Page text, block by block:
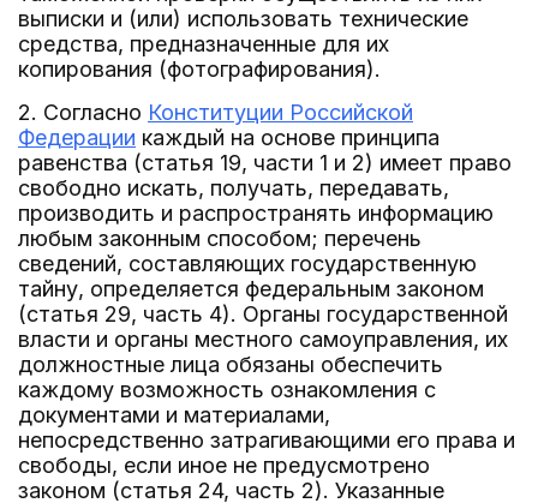
выписки и (или) использовать технические
средства, предназначенные для их
копирования (фотографирования).
2. Согласно Конституции Российской
Федерации каждый на основе принципа
равенства (статья 19, части 1 и 2) имеет право
свободно искать, получать, передавать,
производить и распространять информацию
любым законным способом; перечень
сведений, составляющих государственную
тайну, определяется федеральным законом
(статья 29, часть 4). Органы государственной
власти и органы местного самоуправления, их
должностные лица обязаны обеспечить
каждому возможность ознакомления с
документами и материалами,
непосредственно затрагивающими его права и
свободы, если иное не предусмотрено
законом (статья 24, часть 2). Указанные